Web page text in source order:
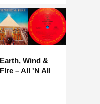
Earth, Wind &
Fire – All 'N All